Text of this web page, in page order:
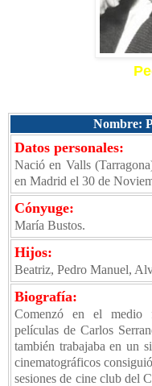
Nombre:
Datos personales:
Nació en Valls
en Madrid el 30 de
Cónyuge:
María Bustos.
Hijos:
Beatriz, Pedro Manuel,
Biografía:
Comenzó en el medio
películas de Carlos
también trabajaba en un
cinematográficos
sesiones de cine club del